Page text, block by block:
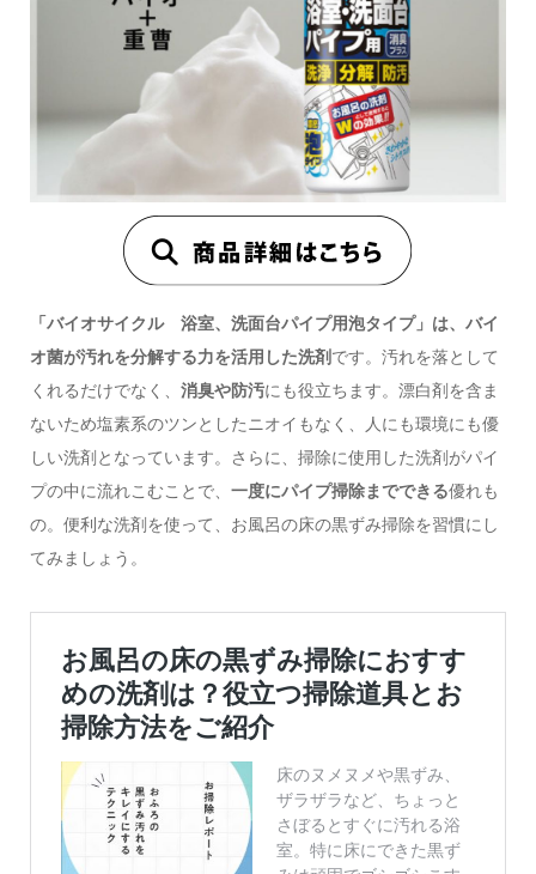
「バイオサイクル 浴室、洗面台パイプ用泡タイプ」は、バイ
オ菌が汚れを分解する力を活用した洗剤です。汚れを落として
くれるだけでなく、 消臭や防汚にも役立ちます。漂白剤を含ま
ないため塩素系のツンとしたニオイもなく、人にも環境にも優
しい洗剤となっています。さらに、掃除に使用した洗剤がパイ
プの中に流れこむことで、 一度にパイプ掃除までできる優れも
の。便利な洗剤を使って、お風呂の床の黒ずみ掃除を習慣にし
てみましょう。